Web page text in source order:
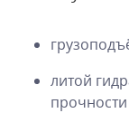
литой
прочности